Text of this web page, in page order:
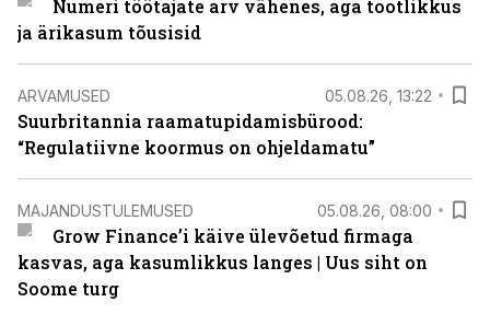
Numeri töötajate arv vähenes, aga tootlikkus
ja ärikasum tõusisid
ARVAMUSED 05.08.26, 13:22
Suurbritannia raamatupidamisbürood:
“Regulatiivne koormus on ohjeldamatu”
MAJANDUSTULEMUSED 05.08.26, 08:00
Grow Finance’i käive ülevõetud firmaga
kasvas, aga kasumlikkus langes | Uus siht on
Soome turg